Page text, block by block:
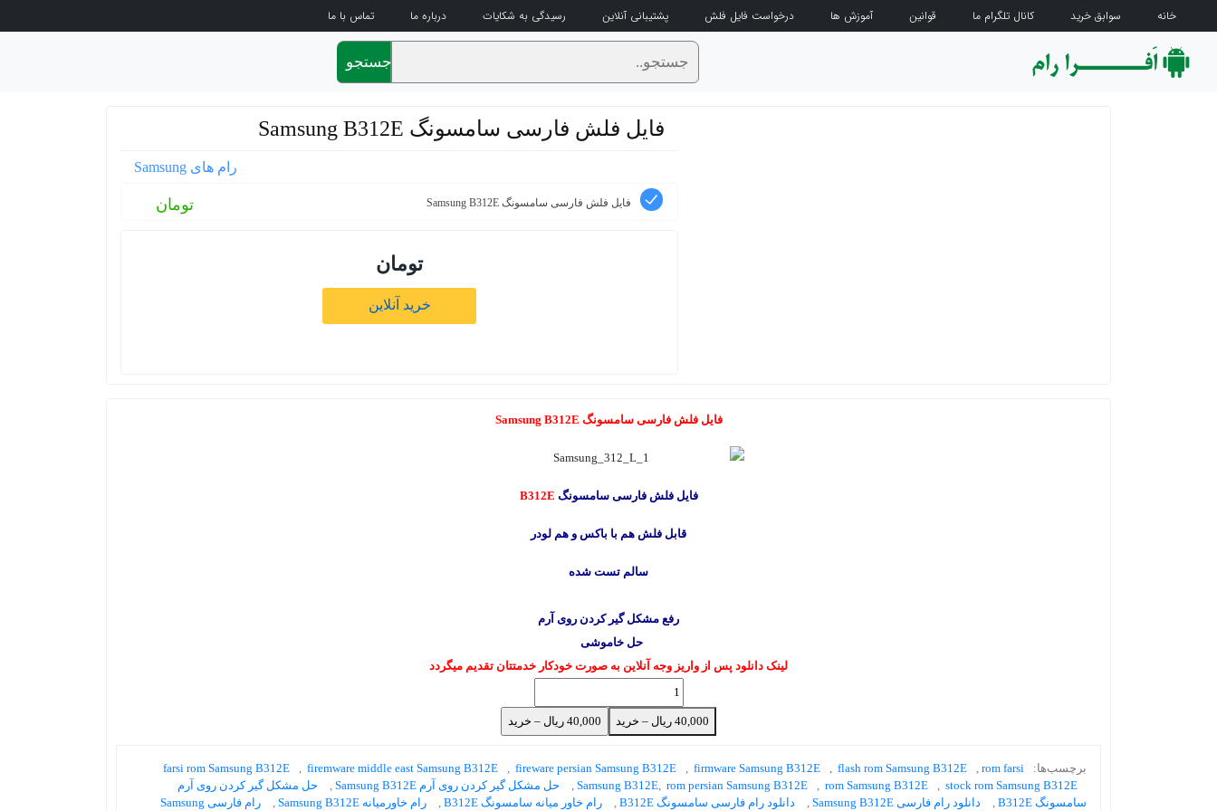
خانه سوابق خرید کانال تلگرام ما قوانین آموزش ها درخواست فایل فلش پشتیبانی آنلاین رسیدگی به شکایات درباره ما تماس با ما
جستجو
فایل فلش فارسی سامسونگ Samsung B312E
رام های Samsung
فایل فلش فارسی سامسونگ Samsung B312E تومان
تومان
خرید آنلاین
فایل فلش فارسی سامسونگ Samsung B312E
فایل فلش فارسی سامسونگ B312E
قابل فلش هم با باکس و هم لودر
سالم تست شده
رفع مشکل گیر کردن روی آرم
حل خاموشی
لینک دانلود پس از واریز وجه آنلاین به صورت خودکار خدمتتان تقدیم میگردد
40,000 ریال – خرید
برچسب‌ها: farsi rom Samsung B312E , firemware middle east Samsung B312E , fireware persian Samsung B312E , firmware Samsung B312E , flash rom Samsung B312E , rom farsi
Samsung B312E, rom persian Samsung B312E , rom Samsung B312E , stock rom Samsung B312E
, حل مشکل گیر کردن روی آرم Samsung B312E ,
حل مشکل گیر کردن روی آرم
سامسونگ B312E
, دانلود رام فارسی Samsung B312E , دانلود رام فارسی سامسونگ B312E , رام خاور میانه سامسونگ B312E , رام خاورمیانه Samsung B312E , رام فارسی Samsung